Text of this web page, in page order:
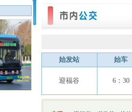
始发站 始车
迎福谷 6：30